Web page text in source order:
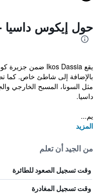
حول إيكوس
بالإضافة إلى شاطئ خاص. كما
مثل السونا، المسبح الخارجي
داسيا.
يم...
المزيد
من الجيد أن تعلم
وقت تسجيل الصعود للطائرة
وقت تسجيل المغادرة